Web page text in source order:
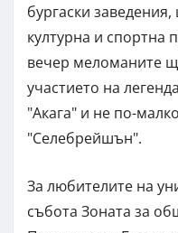
бургаски
културна и спортна
вечер меломаните
участието на
"Акага" и не по-
"Селебрейшън".
За любителите на
събота Зоната за